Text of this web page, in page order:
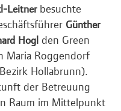
Leitnerbesuchte
Günther
Hogl den Green
Maria Roggendorf
Hollabrunn).
der Betreuung
Raum im Mittelpunkt